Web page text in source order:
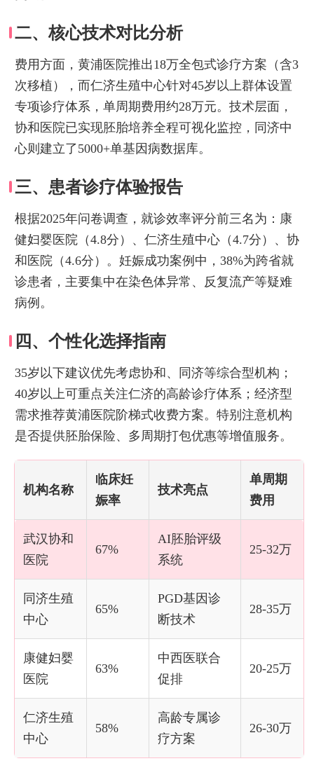
二、核心技术对比分析
费用方面，黄浦医院推出18万全包式诊疗方案（含3
次移植），而仁济生殖中心针对45岁以上群体设置
专项诊疗体系，单周期费用约28万元。技术层面，
协和医院已实现胚胎培养全程可视化监控，同济中
心则建立了5000+单基因病数据库。
三、患者诊疗体验报告
根据2025年问卷调查，就诊效率评分前三名为：康
健妇婴医院（4.8分）、仁济生殖中心（4.7分）、协
和医院（4.6分）。妊娠成功案例中，38%为跨省就
诊患者，主要集中在染色体异常、反复流产等疑难
病例。
四、个性化选择指南
35岁以下建议优先考虑协和、同济等综合型机构；
40岁以上可重点关注仁济的高龄诊疗体系；经济型
需求推荐黄浦医院阶梯式收费方案。特别注意机构
是否提供胚胎保险、多周期打包优惠等增值服务。
机构名称
临床妊
娠率
技术亮点
单周期
费用
武汉协和
医院
67%
AI胚胎评级
系统
25-32万
同济生殖
中心
65%
PGD基因诊
断技术
28-35万
康健妇婴
医院
63%
中西医联合
促排
20-25万
仁济生殖
中心
58%
高龄专属诊
疗方案
26-30万